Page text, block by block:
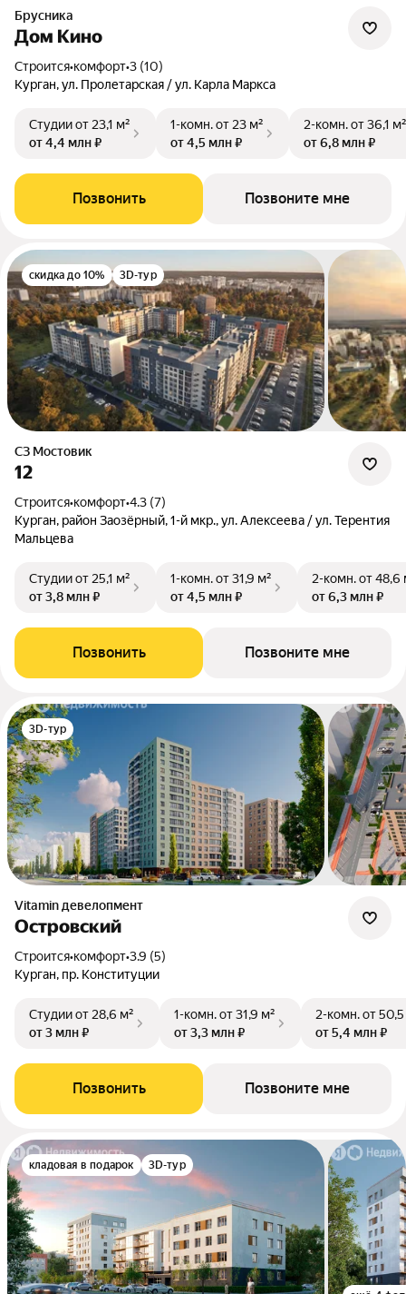
Брусника
Дом Кино
Строится•комфорт•3 (10)
Курган, ул. Пролетарская / ул. Карла Маркса
Студииот 23,1 м²
от 4,4 млн ₽
1-комн.от 23 м²
от 4,5 млн ₽
2-комн.от 36,1 м²
от 6,8 млн ₽
Позвонить Позвоните мне
скидка до 10% 3D-тур
СЗ Мостовик
12
Строится•комфорт•4.3 (7)
Курган, район Заозёрный, 1-й мкр., ул. Алексеева / ул. Терентия
Мальцева
Студииот 25,1 м²
от 3,8 млн ₽
1-комн.от 31,9 м²
от 4,5 млн ₽
2-комн.от 48,6
от 6,3 млн ₽
Позвонить Позвоните мне
3D-тур
Vitamin девелопмент
Островский
Строится•комфорт•3.9 (5)
Курган, пр. Конституции
Студииот 28,6 м²
от 3 млн ₽
1-комн.от 31,9 м²
от 3,3 млн ₽
2-комн.от
от 5,4 млн ₽
Позвонить Позвоните мне
кладовая в подарок 3D-тур